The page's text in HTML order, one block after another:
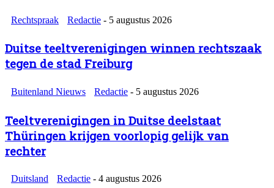
Rechtspraak Redactie - 5 augustus 2026
Duitse teeltverenigingen winnen rechtszaak
tegen de stad Freiburg
Buitenland Nieuws Redactie - 5 augustus 2026
Teeltverenigingen in Duitse deelstaat
Thüringen krijgen voorlopig gelijk van
rechter
Duitsland Redactie - 4 augustus 2026